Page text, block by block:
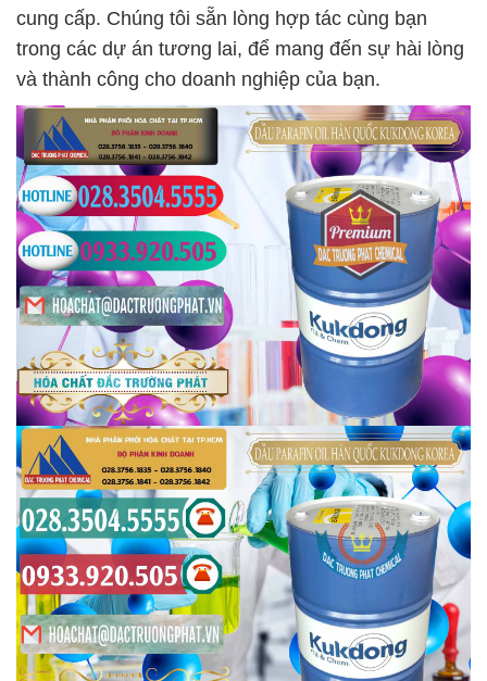
cung cấp. Chúng tôi sẵn lòng hợp tác cùng bạn
trong các dự án tương lai, để mang đến sự hài lòng
và thành công cho doanh nghiệp của bạn.